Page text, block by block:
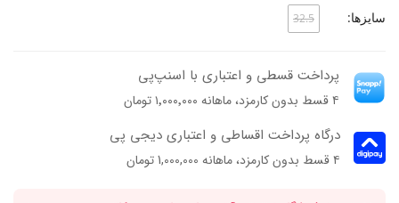
سایزها: 32.5
پرداخت قسطی و اعتباری با اسنپ‌پی
۴ قسط بدون کارمزد، ماهانه ۱٬۰۰۰٬۰۰۰ تومان
درگاه پرداخت اقساطی و اعتباری دیجی پی
۴ قسط بدون کارمزد، ماهانه 1,000,000 تومان